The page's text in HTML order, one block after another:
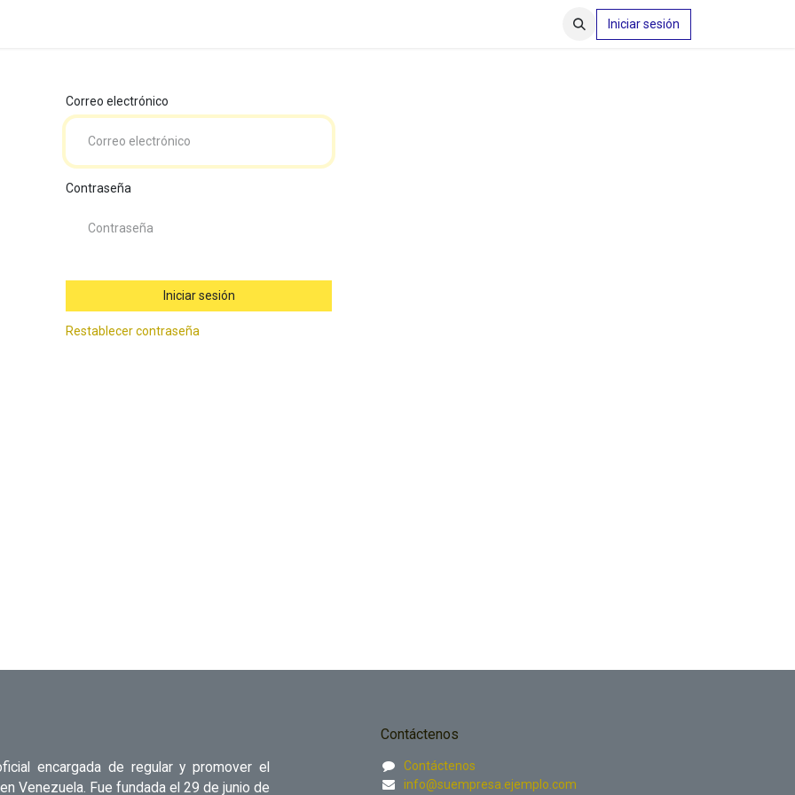
Iniciar sesión
Correo electrónico
Contraseña
Iniciar sesión
Restablecer contraseña
encargada de regular y promover el
Venezuela. Fue fundada el 29 de junio de
Contáctenos
Contáctenos
info@suempresa.ejemplo.com